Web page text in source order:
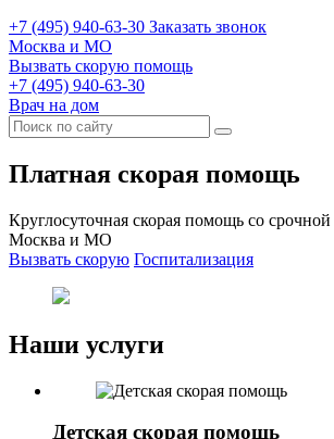
+7 (495) 940-63-30 Заказать звонок
Москва и МО
Вызвать скорую помощь
+7 (495) 940-63-30
Врач на дом
Платная скорая помощь
Круглосуточная скорая помощь со срочной
Москва и МО
Вызвать скорую Госпитализация
Наши услуги
Детская скорая помощь